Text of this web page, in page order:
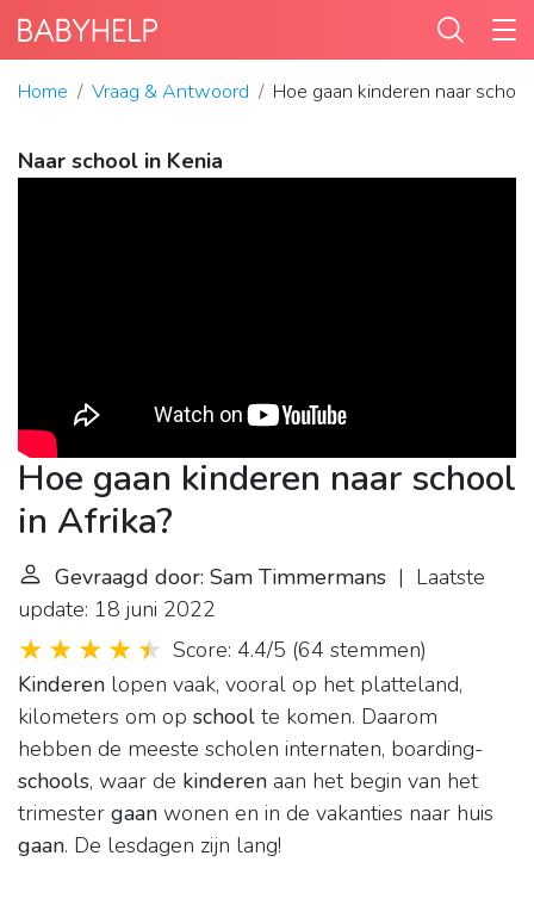
Home Vraag & Antwoord Hoe gaan kinderen naar
Naar school in Kenia
Hoe gaan kinderen naar school
in Afrika?
Gevraagd door: Sam Timmermans | Laatste
update: 18 juni 2022
Score: 4.4/5 (64 stemmen)
Kinderen lopen vaak, vooral op het platteland,
kilometers om op school te komen. Daarom
hebben de meeste scholen internaten, boarding-
schools, waar de kinderen aan het begin van het
trimester gaan wonen en in de vakanties naar huis
gaan. De lesdagen zijn lang!